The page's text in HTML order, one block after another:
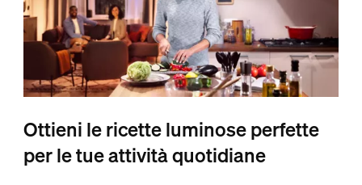
Ottieni le ricette luminose perfette
per le tue attività quotidiane